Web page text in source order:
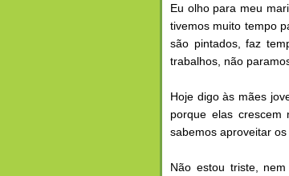
Eu olho para meu
tivemos muito tempo
são pintados, faz
trabalhos, não
Hoje digo às mães
porque elas
sabemos aproveitar
Não estou triste,